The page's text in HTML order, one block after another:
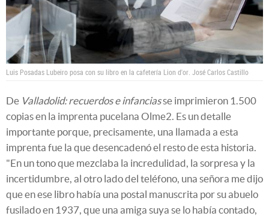
Luis Posadas Lubeiro posa con su libro en la cafetería Lion d'or. José Carlos Castillo
De Valladolid: recuerdos e infanciasse imprimieron 1.500
copias en la imprenta pucelana Olme2. Es un detalle
importante porque, precisamente, una llamada a esta
imprenta fue la que desencadenó el resto de esta historia.
"En un tono que mezclaba la incredulidad, la sorpresa y la
incertidumbre, al otro lado del teléfono, una señora me dijo
que en ese libro había una postal manuscrita por su abuelo
fusilado en 1937, que una amiga suya se lo había contado,